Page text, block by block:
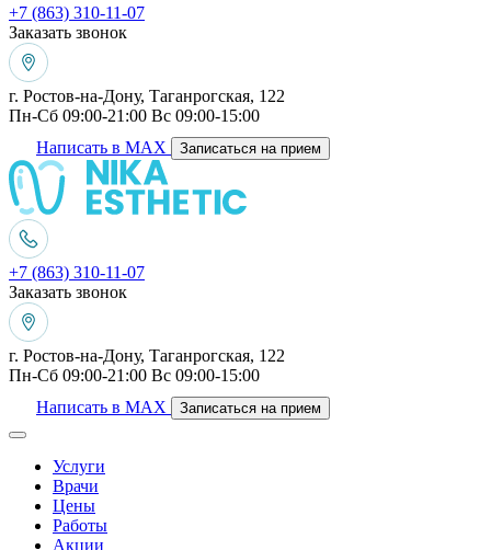
+7 (863) 310-11-07
Заказать звонок
г. Ростов-на-Дону, Таганрогская, 122
Пн-Сб 09:00-21:00 Вс 09:00-15:00
Написать в MAX
Записаться на прием
+7 (863) 310-11-07
Заказать звонок
г. Ростов-на-Дону, Таганрогская, 122
Пн-Сб 09:00-21:00 Вс 09:00-15:00
Написать в MAX
Записаться на прием
Услуги
Врачи
Цены
Работы
Акции